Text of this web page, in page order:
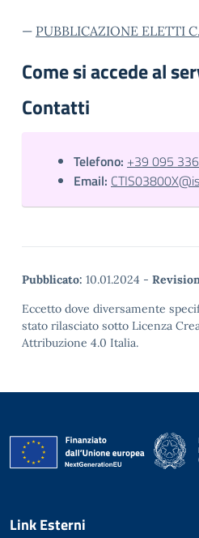
— PUBBLICAZIONE ELETTI
Come si accede al
Contatti
Telefono: +39 095
Email:
Pubblicato: 10.01.2024 -
Eccetto dove diversamente
stato rilasciato sotto Licenza
Attribuzione 4.0 Italia.
Link Esterni